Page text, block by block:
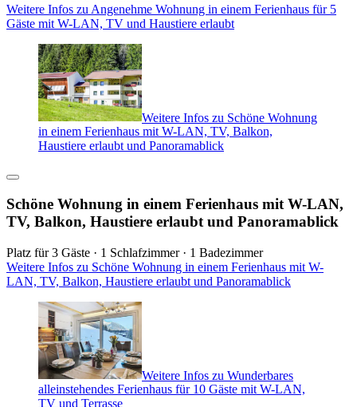
Weitere Infos zu Angenehme Wohnung in einem Ferienhaus für 5
Gäste mit W-LAN, TV und Haustiere erlaubt
Weitere Infos zu Schöne Wohnung
in einem Ferienhaus mit W-LAN, TV, Balkon,
Haustiere erlaubt und Panoramablick
Schöne Wohnung in einem Ferienhaus mit W-LAN,
TV, Balkon, Haustiere erlaubt und Panoramablick
Platz für 3 Gäste · 1 Schlafzimmer · 1 Badezimmer
Weitere Infos zu Schöne Wohnung in einem Ferienhaus mit W-
LAN, TV, Balkon, Haustiere erlaubt und Panoramablick
Weitere Infos zu Wunderbares
alleinstehendes Ferienhaus für 10 Gäste mit W-LAN,
TV und Terrasse